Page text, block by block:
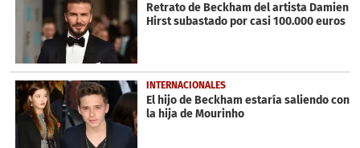
Retrato de Beckham del artista Damien
Hirst subastado por casi 100.000 euros
INTERNACIONALES
El hijo de Beckham estaría saliendo con
la hija de Mourinho